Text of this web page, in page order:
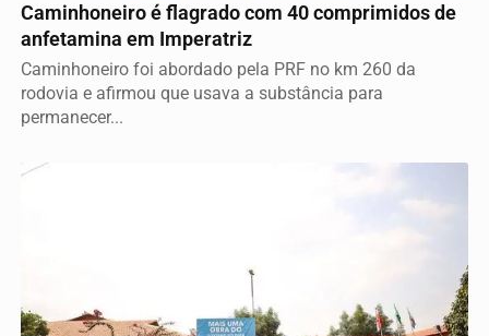
Caminhoneiro é flagrado com 40 comprimidos de
anfetamina em Imperatriz
Caminhoneiro foi abordado pela PRF no km 260 da
rodovia e afirmou que usava a substância para
permanecer...